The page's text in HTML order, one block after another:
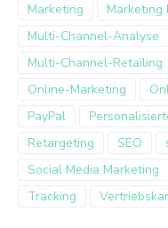
Marketing
Marketing
Multi-Channel-Analyse
Multi-Channel-Retailing
Online-Marketing
PayPal
Retargeting
SEO
Social Media Marketing
Tracking